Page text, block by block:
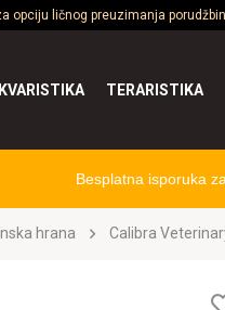
opciju ličnog preuzimanja
TERARISTIKA
Besplatna isporuka
hrana Calibra